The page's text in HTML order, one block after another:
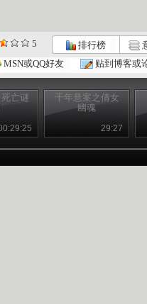
5 排行榜
MSN或QQ好友 贴到博客或
亡谜
千年悬案之倩女
幽魂
29:27